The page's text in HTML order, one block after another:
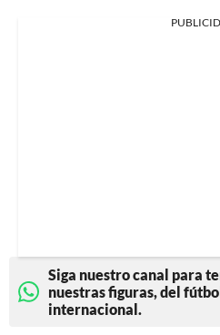
Siga nuestro canal para
nuestras figuras, del
internacional.